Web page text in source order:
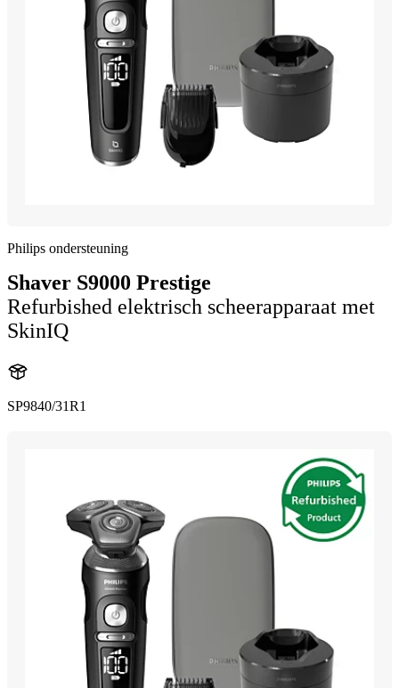
Philips ondersteuning
Shaver S9000 Prestige
Refurbished elektrisch scheerapparaat met
SkinIQ
SP9840/31R1